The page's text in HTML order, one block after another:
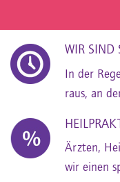
WIR SIND
In der
raus, an
Ärzten,
wir einen